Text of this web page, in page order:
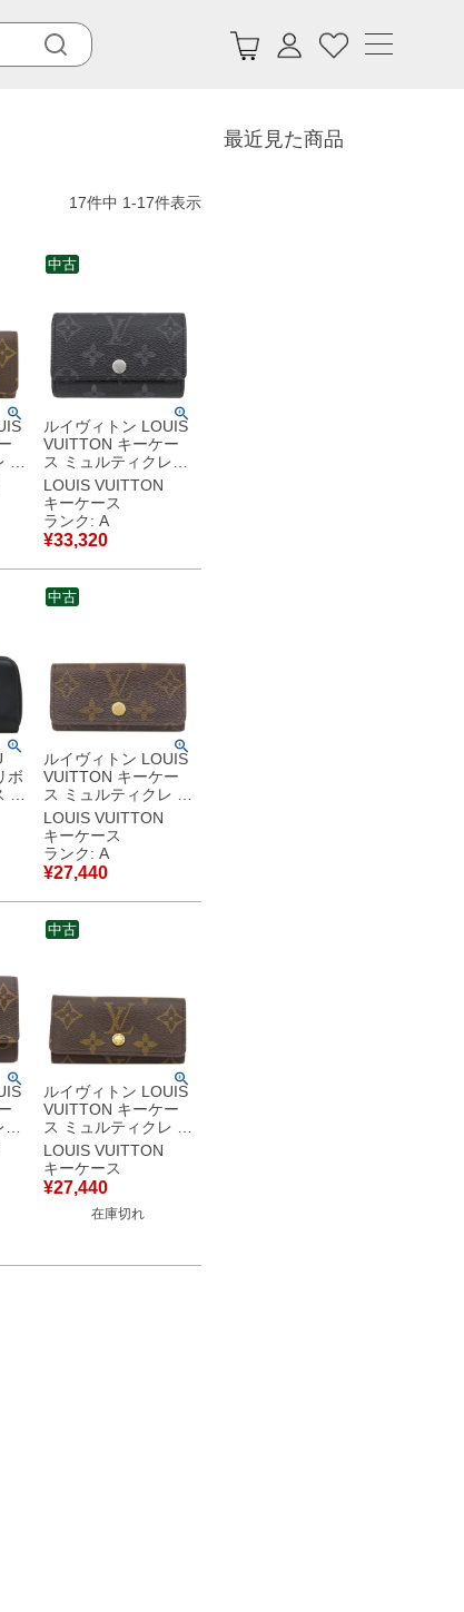
17件中 1-17件表示
ルイヴィトン LOUIS
VUITTON キーケー
ス ミュルティクレ6
モノグラムエクリプ
ス モノグラムエクリ
プス シルバー金具 グ
レー 6連 6本
M82603 RFID
【箱】 【中古】中古
美品
LOUIS VUITTON
キーケース
ランク: A
¥33,320
中古
ボ
ルイヴィトン LOUIS
VUITTON キーケー
ス ミュルティクレ 4
モノグラムキャンバ
ス モノグラム ゴール
ド金具 茶 鍵入れ 4連
4本 M69517 RFID
【中古】中古美品
LOUIS VUITTON
キーケース
ランク: A
¥27,440
中古
ルイヴィトン LOUIS
VUITTON キーケー
ス ミュルティクレ 4
モノグラムキャンバ
ス モノグラム ゴール
ド金具 鍵入れ 4連 4
本 M69517 CT1153
【箱】 【中古】
LOUIS VUITTON
キーケース
¥27,440
在庫切れ
中古
最近見た商品